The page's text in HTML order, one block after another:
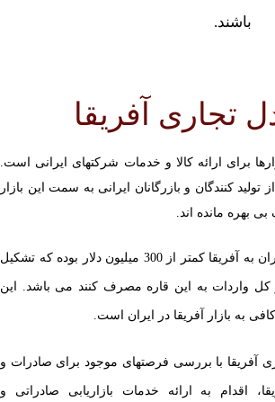
باشند.
تجاری آفریقا
برای ارائه کالا و خدمات شرکتهای ایرانی است.
تولید کنندگان و بازرگانان ایرانی به سمت این بازار
بهره مانده اند.
در سال 1399 صادرات ایران به آفریقا کمتر از 300 میلیون دلار بوده که تشکیل
کل واردات به این قاره مصرف کنند می باشد. این
به بازار آفریقا در ایران است.
آفریقا با بررسی فرصتهای موجود برای صادرات و
اقدام به ارائه خدمات بازاریابی صادراتی و